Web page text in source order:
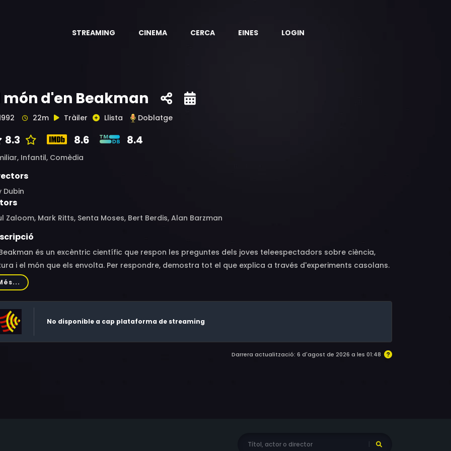
STREAMING CINEMA CERCA EINES LOGIN
món d'en Beakman
22m Tràiler Llista Doblatge
8.3 8.6 8.4
Infantil, Comèdia
Dubin
Zaloom, Mark Ritts, Senta Moses, Bert Berdis, Alan Barzman
és un excèntric científic que respon les preguntes dels joves teleespectadors sobre ciència,
i el món que els envolta. Per respondre, demostra tot el que explica a través d'experiments casolans.
abordarà temes com les propietats i utilitats del carbó, un dels elements més abundants de la
analitzarà el camuflatge dels animals o el creixement de les llavors i explicarà l'evolució dels ponts al
de la història, entre altres temes. Beakman també entrevistarà coneguts personatges del món de la
com el jove inventor Thomas Edison.
No disponible a cap plataforma de streaming
Darrera actualització: 6 d'agost de 2026 a les 01:48